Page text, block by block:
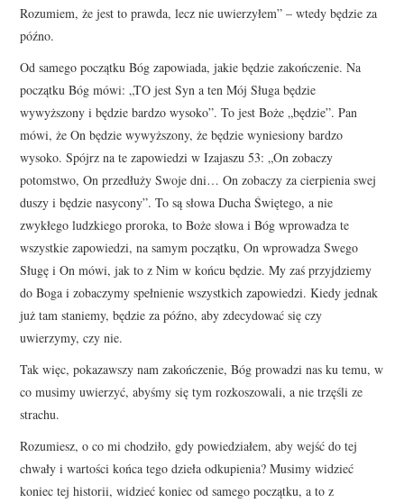
Rozumiem, że jest to prawda, lecz nie uwierzyłem” – wtedy będzie za
późno.
Od samego początku Bóg zapowiada, jakie będzie zakończenie. Na
początku Bóg mówi: „TO jest Syn a ten Mój Sługa będzie
wywyższony i będzie bardzo wysoko”. To jest Boże „będzie”. Pan
mówi, że On będzie wywyższony, że będzie wyniesiony bardzo
wysoko. Spójrz na te zapowiedzi w Izajaszu 53: „On zobaczy
potomstwo, On przedłuży Swoje dni… On zobaczy za cierpienia swej
duszy i będzie nasycony”. To są słowa Ducha Świętego, a nie
zwykłego ludzkiego proroka, to Boże słowa i Bóg wprowadza te
wszystkie zapowiedzi, na samym początku, On wprowadza Swego
Sługę i On mówi, jak to z Nim w końcu będzie. My zaś przyjdziemy
do Boga i zobaczymy spełnienie wszystkich zapowiedzi. Kiedy jednak
już tam staniemy, będzie za późno, aby zdecydować się czy
uwierzymy, czy nie.
Tak więc, pokazawszy nam zakończenie, Bóg prowadzi nas ku temu, w
co musimy uwierzyć, abyśmy się tym rozkoszowali, a nie trzęśli ze
strachu.
Rozumiesz, o co mi chodziło, gdy powiedziałem, aby wejść do tej
chwały i wartości końca tego dzieła odkupienia? Musimy widzieć
koniec tej historii, widzieć koniec od samego początku, a to z